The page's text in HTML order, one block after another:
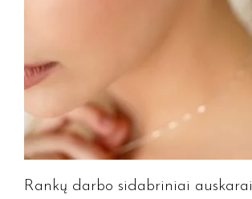
Rankų darbo sidabriniai auskarai